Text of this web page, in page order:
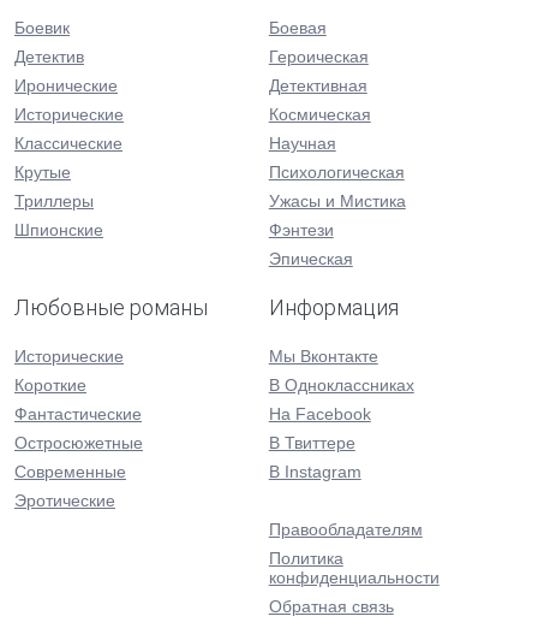
Боевик
Детектив
Иронические
Исторические
Классические
Крутые
Триллеры
Шпионские
Боевая
Героическая
Детективная
Космическая
Научная
Психологическая
Ужасы и Мистика
Фэнтези
Эпическая
Любовные романы
Исторические
Короткие
Фантастические
Остросюжетные
Современные
Эротические
Информация
Мы Вконтакте
В Одноклассниках
На Facebook
В Твиттере
В Instagram
Правообладателям
Политика
конфиденциальности
Обратная связь